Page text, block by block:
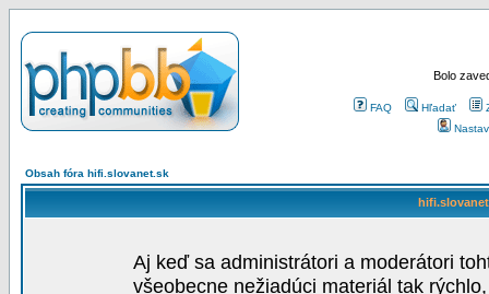
Bolo
FAQ Hľadať
Obsah fóra hifi.slovanet.sk
Aj keď sa administrátori a moderátori
všeobecne nežiadúci materiál tak